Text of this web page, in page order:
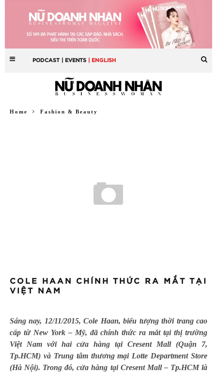
PODCAST | EVENTS | ENGLISH
Home Fashion & Beauty
COLE HAAN CHÍNH THỨC RA MẮT TẠI
VIỆT NAM
Sáng nay, 12/11/2015, Cole Haan, biểu tượng thời trang cao
cấp từ New York – Mỹ, đã chính thức ra mắt tại thị trường
Việt Nam với hai cửa hàng tại Cresent Mall (Quận 7,
Tp.HCM) và Trung tâm thương mại Lotte Department Store
(Hà Nội). Trong đó, cửa hàng tại Cresent Mall – Tp.HCM là